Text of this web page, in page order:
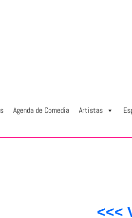
Agenda de Comedia Artistas
<<<